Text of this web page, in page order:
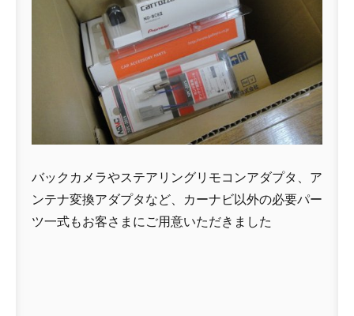
バックカメラやステアリングリモコンアダプタ、ア
ンテナ変換アダプタなど、カーナビ以外の必要パー
ツ一式もお客さまにご用意いただきました